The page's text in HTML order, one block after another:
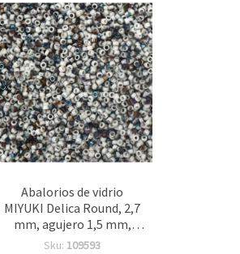
Abalorios de vidrio
MIYUKI Delica Round, 2,7
mm, agujero 1,5 mm,
acabado esmaltado
Sku: 109593